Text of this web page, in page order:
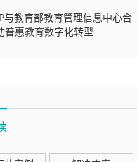
与教育部教育管理信息中心合
普惠教育数字化转型